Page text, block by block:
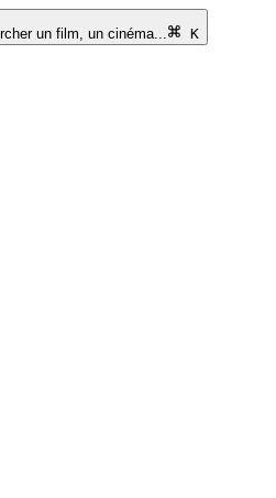
un film, un cinéma...
K